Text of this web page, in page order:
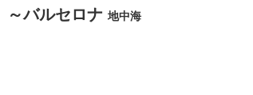
～バルセロナ 地中海